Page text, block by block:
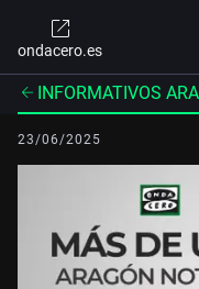
ondacero.es
INFORMATIVOS
23/06/2025